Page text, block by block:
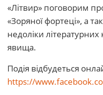
«Літвир» поговорим
«Зоряної фортеці», а
недоліки літературних
явища.
Подія відбудеться
https://